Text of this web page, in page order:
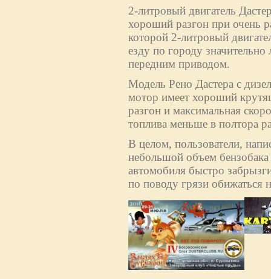
2-литровый двигатель
хороший разгон при очень
которой 2-литровый
езду по городу
передним приводом.
Модель Рено Дастера с
мотор имеет хороший
разгон и максимальная
топлива меньше в полтора
В целом, пользователи,
небольшой объем бензобака
автомобиля быстро
по поводу грязи обижаться